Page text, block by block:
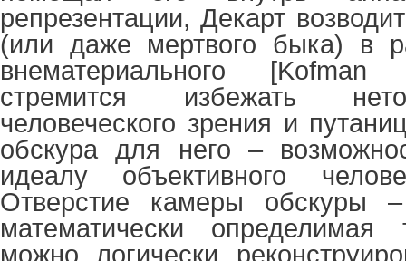
репрезентации, Декарт
(или даже мертвого быка) в
внематериального [Kofman
стремится избежать
человеческого зрения и
обскура для него –
идеалу объективного
Отверстие камеры обскуры
математически
можно логически